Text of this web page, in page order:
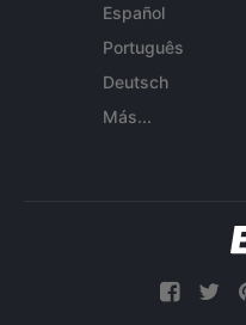
Español
Português
Deutsch
Más...